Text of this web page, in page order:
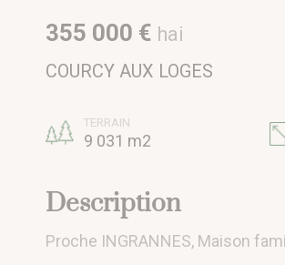
355 000 € hai
COURCY AUX LOGES
TERRAIN
9 031 m2
Description
Proche INGRANNES, Maison